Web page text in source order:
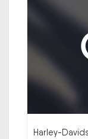
Harley-